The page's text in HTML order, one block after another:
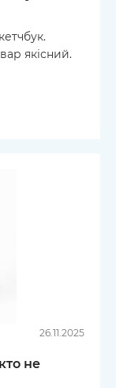
якісний.
26.11.2025
не